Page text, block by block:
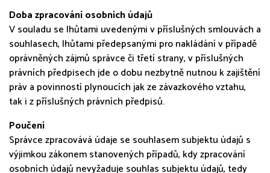
Doba zpracování osobních údajů
V souladu se lhůtami uvedenými v příslušných smlouvách a
souhlasech, lhůtami předepsanými pro nakládání v případě
oprávněných zájmů správce či třetí strany, v příslušných
právních předpisech jde o dobu nezbytně nutnou k zajištění
práv a povinností plynoucích jak ze závazkového vztahu,
tak i z příslušných právních předpisů.
Poučení
Správce zpracovává údaje se souhlasem subjektu údajů s
výjimkou zákonem stanovených případů, kdy zpracování
osobních údajů nevyžaduje souhlas subjektu údajů, tedy